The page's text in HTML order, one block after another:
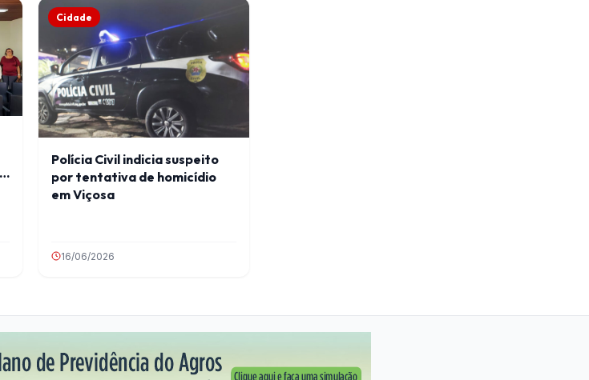
Cidade
Polícia Civil indicia suspeito
por tentativa de homicídio
em Viçosa
16/06/2026